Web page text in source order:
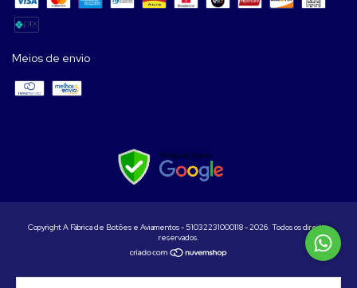
Meios de envio
Copyright A Fábrica de Botões e Aviamentos - 51032231000118 - 2026. Todos os direitos
reservados.